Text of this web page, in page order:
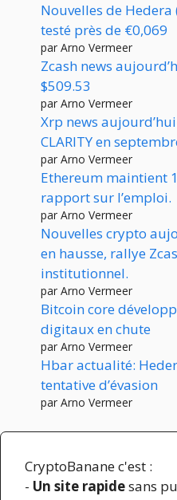
Nouvelles de
testé près de €0,069
par Arno Vermeer
Zcash news
$509.53
par Arno Vermeer
Xrp news
CLARITY en
par Arno Vermeer
Ethereum maintient
rapport sur l’emploi.
par Arno Vermeer
Nouvelles crypto
en hausse, rallye
institutionnel.
par Arno Vermeer
Bitcoin core
digitaux en chute
par Arno Vermeer
Hbar actualité:
tentative d’évasion
par Arno Vermeer
CryptoBanane c'est :
- Un site rapidesans